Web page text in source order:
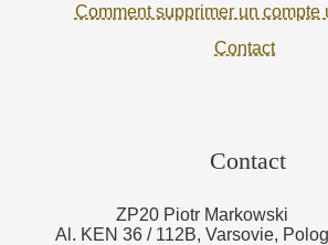
Comment supprimer un compte
Contact
Contact
ZP20 Piotr Markowski
Al. KEN 36 / 112B, Varsovie,